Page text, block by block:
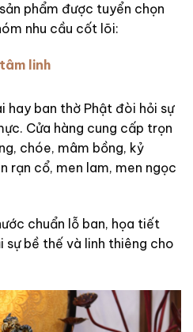
phẩm được tuyển chọn
nhu cầu cốt lõi:
linh
hay ban thờ Phật đòi hỏi sự
Cửa hàng cung cấp trọn
chóe, mâm bồng, kỷ
rạn cổ, men lam, men ngọc
chuẩn lỗ ban, họa tiết
sự bề thế và linh thiêng cho